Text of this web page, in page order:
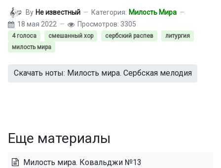
By Не известный Категория: Милость Мира
18 мая 2022
Просмотров: 3305
4 голоса смешанный хор сербский распев
литургия
милость мира
Скачать ноты: Милость мира. Сербская мелодия
Еще материалы
Милость мира. Ковальджи №13